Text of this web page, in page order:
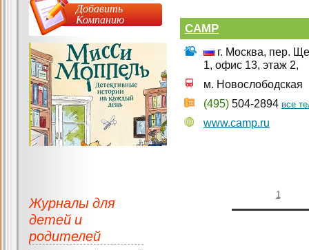
CAMP
г. Москва, пер.
1, офис 13, этаж 2,
м. Новослободская
(495) 504-2894 все
www.camp.ru
1
Добавить
Компанию
Журналы для
детей и
родителей